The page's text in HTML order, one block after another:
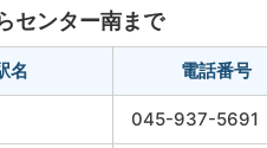
センター南まで
名 電話番号
045-937-5691